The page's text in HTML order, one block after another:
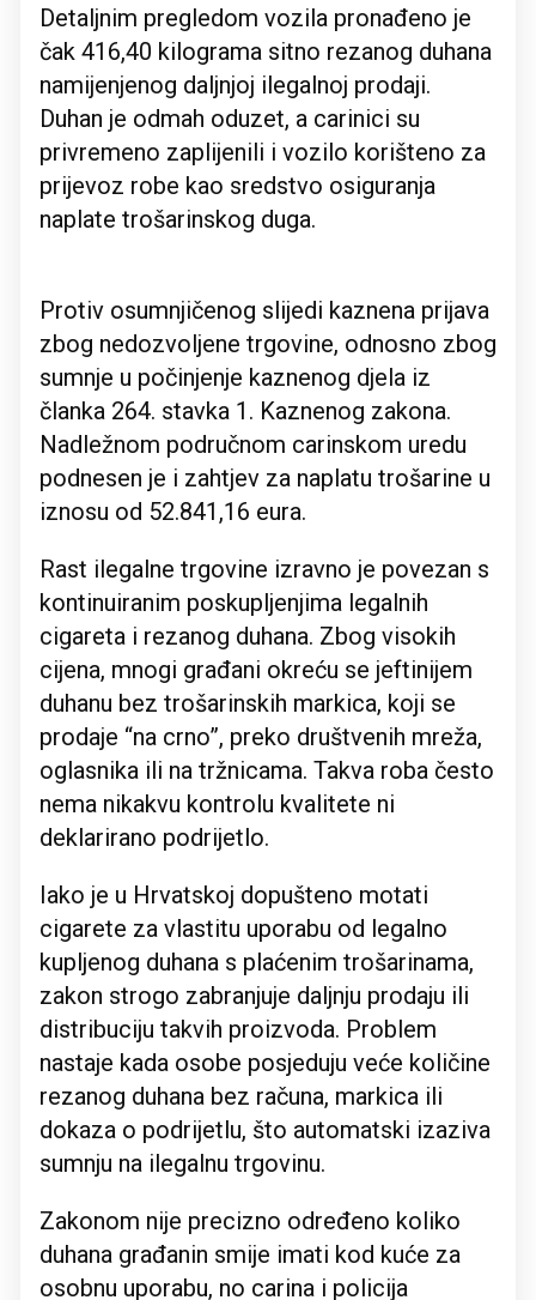
Detaljnim pregledom vozila pronađeno je
čak 416,40 kilograma sitno rezanog duhana
namijenjenog daljnjoj ilegalnoj prodaji.
Duhan je odmah oduzet, a carinici su
privremeno zaplijenili i vozilo korišteno za
prijevoz robe kao sredstvo osiguranja
naplate trošarinskog duga.
Protiv osumnjičenog slijedi kaznena prijava
zbog nedozvoljene trgovine, odnosno zbog
sumnje u počinjenje kaznenog djela iz
članka 264. stavka 1. Kaznenog zakona.
Nadležnom područnom carinskom uredu
podnesen je i zahtjev za naplatu trošarine u
iznosu od 52.841,16 eura.
Rast ilegalne trgovine izravno je povezan s
kontinuiranim poskupljenjima legalnih
cigareta i rezanog duhana. Zbog visokih
cijena, mnogi građani okreću se jeftinijem
duhanu bez trošarinskih markica, koji se
prodaje “na crno”, preko društvenih mreža,
oglasnika ili na tržnicama. Takva roba često
nema nikakvu kontrolu kvalitete ni
deklarirano podrijetlo.
Iako je u Hrvatskoj dopušteno motati
cigarete za vlastitu uporabu od legalno
kupljenog duhana s plaćenim trošarinama,
zakon strogo zabranjuje daljnju prodaju ili
distribuciju takvih proizvoda. Problem
nastaje kada osobe posjeduju veće količine
rezanog duhana bez računa, markica ili
dokaza o podrijetlu, što automatski izaziva
sumnju na ilegalnu trgovinu.
Zakonom nije precizno određeno koliko
duhana građanin smije imati kod kuće za
osobnu uporabu, no carina i policija